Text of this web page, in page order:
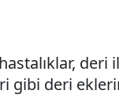
deri
gibi deri